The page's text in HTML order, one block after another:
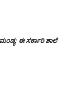
ಮಂಡ್ಯ: ಈ ಸರ್ಕಾರಿ ಶಾಲೆ